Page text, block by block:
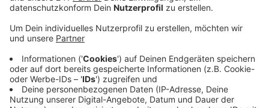
Impfterminen geben.
Veröffentlicht:Montag, 24.01.2022 12:50
Anzeige
Die Mitglieder des Integrationsrates erklären jetzt